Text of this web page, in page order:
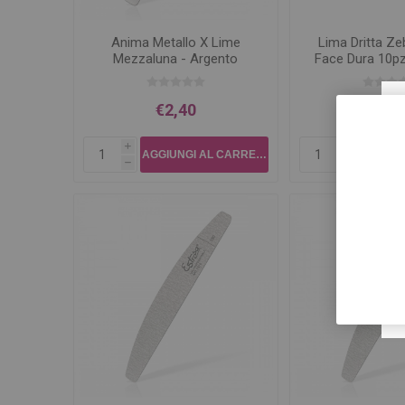
Anima Metallo X Lime
Mezzaluna - Argento
€2,40
i
h
Lima Dritta
Face Dura